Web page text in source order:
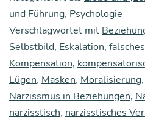
und Führung, Psychologie
Verschlagwortet mit
Selbstbild, Eskalation,
Kompensation,
Lügen, Masken, Moralisierung,
Narzissmus in Beziehungen,
narzisstisch, narzisstisches